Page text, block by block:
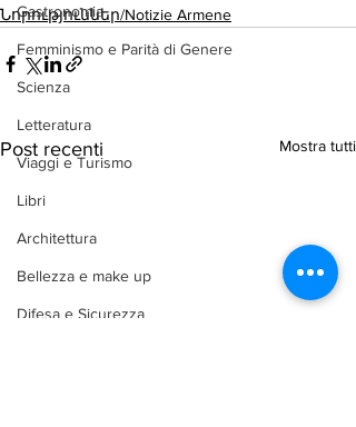
Gastronomia
Femminismo e Parità di Genere
Scienza
Letteratura
Viaggi e Turismo
Libri
Architettura
Bellezza e make up
Difesa e Sicurezza
Նորություններ/Notizie Armene
Post recenti Mostra tutti